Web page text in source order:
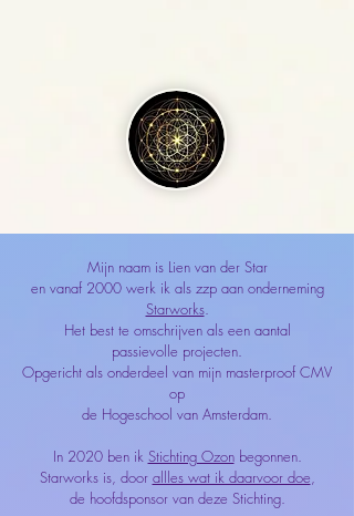
Mijn naam is Lien van der Star
en vanaf 2000 werk ik als zzp aan onderneming
Starworks.
Het best te omschrijven als een aantal
passievolle projecten.
Opgericht als onderdeel van mijn masterproof CMV
op
de Hogeschool van Amsterdam.
In 2020 ben ik Stichting Ozonbegonnen.
Starworks is, door allles wat ik daarvoor doe,
de hoofdsponsor van deze Stichting.